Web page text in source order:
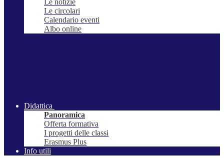
Le notizie
Le circolari
Calendario eventi
Albo online
Didattica
Panoramica
Offerta formativa
I progetti delle classi
Erasmus Plus
Info utili